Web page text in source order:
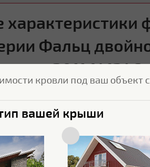
характеристики
Фальц
3011 141246
Россия
Толщина
покрытия
кровли под ваш объект
вашей крыши